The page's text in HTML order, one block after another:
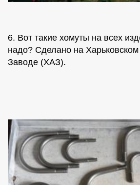
6. Вот такие хомуты на всех
надо? Сделано на
Заводе (ХАЗ).